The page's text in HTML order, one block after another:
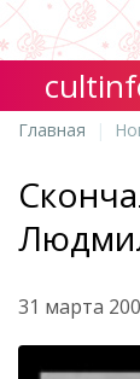
Главная
31 марта